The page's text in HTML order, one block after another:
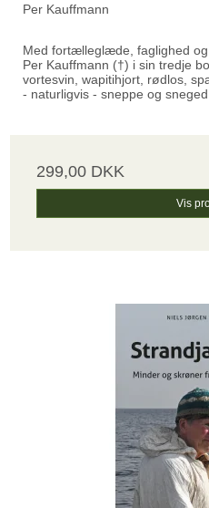
Per Kauffmann
Med fortælleglæde, faglighed
Per Kauffmann (†) i sin tredje
vortesvin, wapitihjort, rødlos,
- naturligvis - sneppe og sneged.
299,00 DKK
Vis